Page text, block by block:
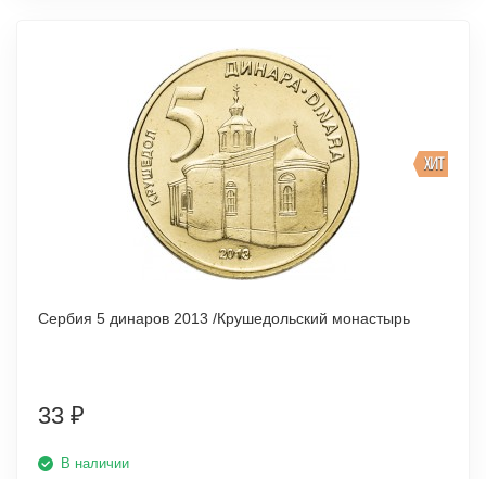
ХИТ
Сербия 5 динаров 2013 /Крушедольский монастырь
33 ₽
В наличии